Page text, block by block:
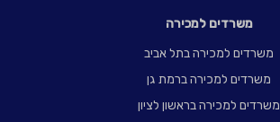
משרדים למכירה
משרדים למכירה בתל אביב
משרדים למכירה ברמת גן
משרדים למכירה בראשון לציון